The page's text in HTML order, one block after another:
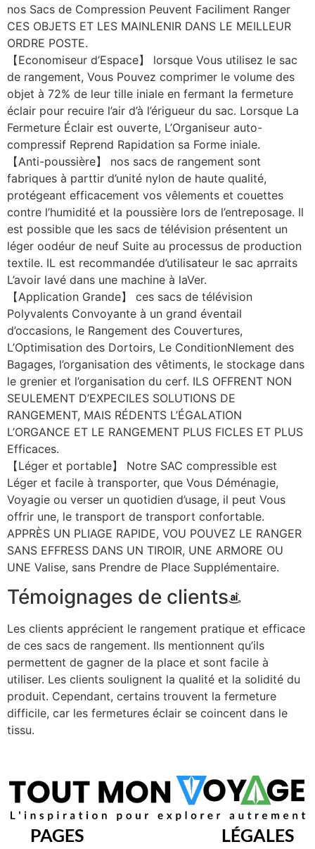
nos Sacs de Compression Peuvent Faciliment Ranger
CES OBJETS ET LES MAINLENIR DANS LE MEILLEUR
ORDRE POSTE.
【Economiseur d’Espace】 lorsque Vous utilisez le sac
de rangement, Vous Pouvez comprimer le volume des
objet à 72% de leur tille iniale en fermant la fermeture
éclair pour recuire l’air d’à l’érigueur du sac. Lorsque La
Fermeture Éclair est ouverte, L’Organiseur auto-
compressif Reprend Rapidation sa Forme iniale.
【Anti-poussière】 nos sacs de rangement sont
fabriques à parttir d’unité nylon de haute qualité,
protégeant efficacement vos vêlements et couettes
contre l’humidité et la poussière lors de l’entreposage. Il
est possible que les sacs de télévision présentent un
léger oodéur de neuf Suite au processus de production
textile. IL est recommandée d’utilisateur le sac aprraits
L’avoir lavé dans une machine à laVer.
【Application Grande】 ces sacs de télévision
Polyvalents Convoyante à un grand éventail
d’occasions, le Rangement des Couvertures,
L’Optimisation des Dortoirs, Le ConditionNlement des
Bagages, l’organisation des vêtiments, le stockage dans
le grenier et l’organisation du cerf. ILS OFFRENT NON
SEULEMENT D’EXPECILES SOLUTIONS DE
RANGEMENT, MAIS RÉDENTS L’ÉGALATION
L’ORGANCE ET LE RANGEMENT PLUS FICLES ET PLUS
Efficaces.
【Léger et portable】 Notre SAC compressible est
Léger et facile à transporter, que Vous Déménagie,
Voyagie ou verser un quotidien d’usage, il peut Vous
offrir une, le transport de transport confortable.
APPRÈS UN PLIAGE RAPIDE, VOU POUVEZ LE RANGER
SANS EFFRESS DANS UN TIROIR, UNE ARMORE OU
UNE Valise, sans Prendre de Place Supplémentaire.
Témoignages de clients
Les clients apprécient le rangement pratique et efficace
de ces sacs de rangement. Ils mentionnent qu’ils
permettent de gagner de la place et sont facile à
utiliser. Les clients soulignent la qualité et la solidité du
produit. Cependant, certains trouvent la fermeture
difficile, car les fermetures éclair se coincent dans le
tissu.
PAGES LÉGALES